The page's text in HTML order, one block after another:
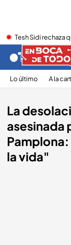
Tesh Sidi rechaza
Lo último A la
La
asesinada
la vida"